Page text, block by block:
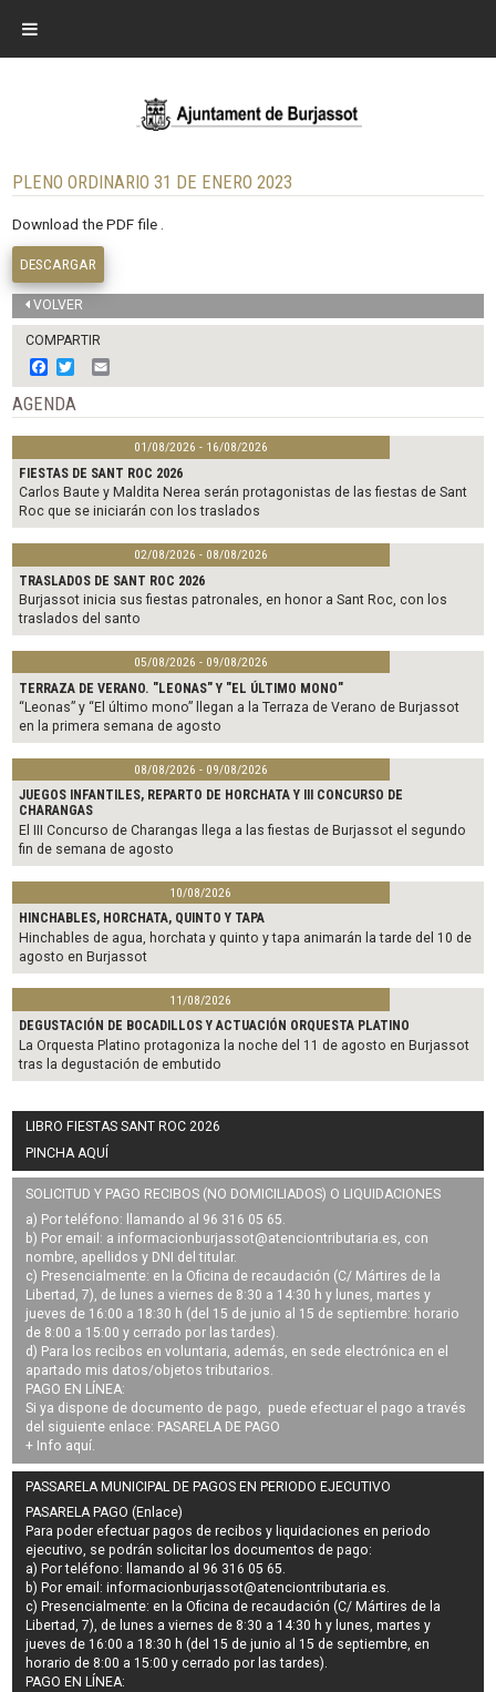
PLENO ORDINARIO 31 DE ENERO 2023
Download the PDF file .
DESCARGAR
VOLVER
COMPARTIR
F
a
c
e
b
o
o
k
w
i
t
t
e
r
m
i
l
AGENDA
01/08/2026 - 16/08/2026
FIESTAS DE SANT ROC 2026
Carlos Baute y Maldita Nerea serán protagonistas de las fiestas de Sant
Roc que se iniciarán con los traslados
02/08/2026 - 08/08/2026
TRASLADOS DE SANT ROC 2026
Burjassot inicia sus fiestas patronales, en honor a Sant Roc, con los
traslados del santo
05/08/2026 - 09/08/2026
TERRAZA DE VERANO. "LEONAS" Y "EL ÚLTIMO MONO"
“Leonas” y “El último mono” llegan a la Terraza de Verano de Burjassot
en la primera semana de agosto
08/08/2026 - 09/08/2026
JUEGOS INFANTILES, REPARTO DE HORCHATA Y III CONCURSO DE
CHARANGAS
El III Concurso de Charangas llega a las fiestas de Burjassot el segundo
fin de semana de agosto
10/08/2026
HINCHABLES, HORCHATA, QUINTO Y TAPA
Hinchables de agua, horchata y quinto y tapa animarán la tarde del 10 de
agosto en Burjassot
11/08/2026
DEGUSTACIÓN DE BOCADILLOS Y ACTUACIÓN ORQUESTA PLATINO
La Orquesta Platino protagoniza la noche del 11 de agosto en Burjassot
tras la degustación de embutido
LIBRO FIESTAS SANT ROC 2026
PINCHA AQUÍ
SOLICITUD Y PAGO RECIBOS (NO DOMICILIADOS) O LIQUIDACIONES
a) Por teléfono: llamando al 96 316 05 65.
b) Por email: a informacionburjassot@atenciontributaria.es, con
nombre, apellidos y DNI del titular.
c) Presencialmente: en la Oficina de recaudación (C/ Mártires de la
Libertad, 7), de lunes a viernes de 8:30 a 14:30 h y lunes, martes y
jueves de 16:00 a 18:30 h (del 15 de junio al 15 de septiembre: horario
de 8:00 a 15:00 y cerrado por las tardes).
d) Para los recibos en voluntaria, además, en sede electrónica en el
apartado mis datos/objetos tributarios.
PAGO EN LÍNEA:
Si ya dispone de documento de pago, puede efectuar el pago a través
del siguiente enlace: PASARELA DE PAGO
+ Info aquí.
PASSARELA MUNICIPAL DE PAGOS EN PERIODO EJECUTIVO
PASARELA PAGO (Enlace)
Para poder efectuar pagos derecibos y liquidaciones en periodo
ejecutivo, se podrán solicitar los documentos de pago:
a) Por teléfono: llamando al 96 316 05 65.
b) Por email:informacionburjassot@atenciontributaria.es.
c) Presencialmente: en la Oficina de recaudación (C/ Mártires de la
Libertad, 7), de lunes a viernes de 8:30 a 14:30 h y lunes, martes y
jueves de 16:00 a 18:30 h (del 15 de junio al 15 de septiembre, en
horario de 8:00 a 15:00 y cerrado por las tardes).
PAGO EN LÍNEA: